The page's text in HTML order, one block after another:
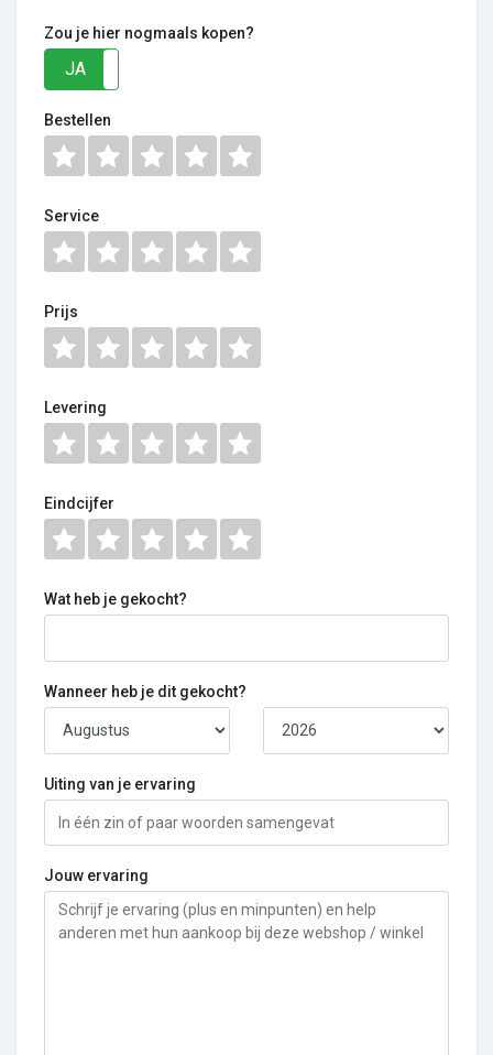
Zou je hier nogmaals kopen?
JA
Bestellen
Service
Prijs
Levering
Eindcijfer
Wat heb je gekocht?
Wanneer heb je dit gekocht?
Uiting van je ervaring
Jouw ervaring